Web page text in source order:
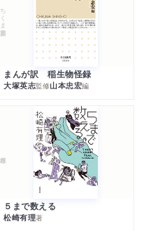
ちくま新書
まんが訳 稲生物怪録
大塚英志監修山本忠宏編
５まで数える
松崎有理著